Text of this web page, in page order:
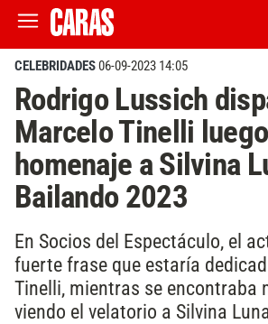
CELEBRIDADES06-09-2023 14:05
Rodrigo Lussich
Marcelo Tinelli
homenaje a Silvina
Bailando 2023
En Socios del Espectáculo, el
fuerte frase que estaría
Tinelli, mientras se encontraba
viendo el velatorio a Silvina